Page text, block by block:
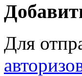
Для